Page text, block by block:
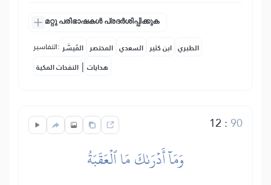
മറ്റു പരിഭാഷകൾ പ്രദർശിപ്പിക്കുക
التفاسير: المُيسَّر المختصر السعدي ابن كثير الطبري
النفحات المكية | هدايات
12 :90
وَمَآ أَدۡرَىٰكَ مَا ٱلۡعَقَبَةُ